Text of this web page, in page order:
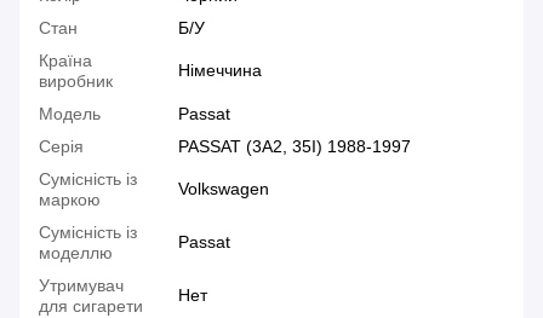
Стан
Б/У
Країна
виробник
Німеччина
Модель
Passat
Серія
PASSAT (3A2, 35I) 1988-1997
Сумісність із
маркою
Volkswagen
Сумісність із
моделлю
Passat
Утримувач
для сигарети
Нет